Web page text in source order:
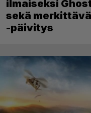
ilmaiseksi
sekä
-päivitys